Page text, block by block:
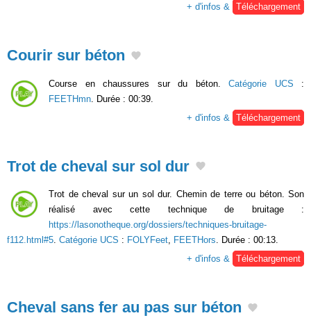
+ d'infos &
Téléchargement
Courir sur béton
Course en chaussures sur du béton. Catégorie UCS :
FEETHmn . Durée : 00:39.
+ d'infos &
Téléchargement
Trot de cheval sur sol dur
Trot de cheval sur un sol dur. Chemin de terre ou béton. Son
réalisé avec cette technique de bruitage :
https://lasonotheque.org/dossiers/techniques-bruitage-
f112.html#5. Catégorie UCS : FOLYFeet, FEETHors. Durée : 00:13.
+ d'infos & Téléchargement
Cheval sans fer au pas sur béton